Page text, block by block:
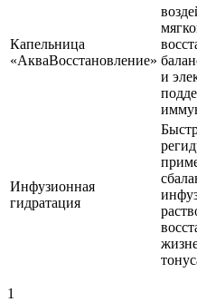
Капельница
«АкваВосстановление»
и
Инфузионная
гидратация
1